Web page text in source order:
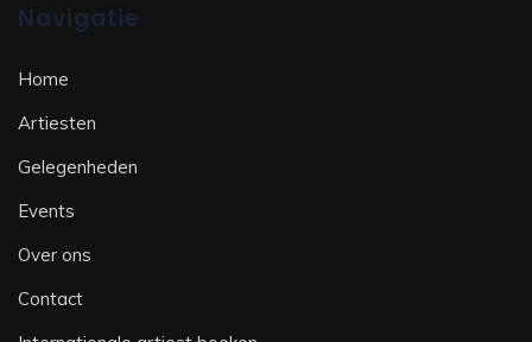
Navigatie
Home
Artiesten
Gelegenheden
Events
Over ons
Contact